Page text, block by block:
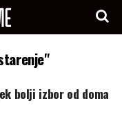
bolji izbor od doma